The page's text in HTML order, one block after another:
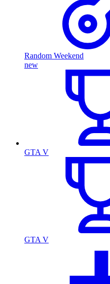
Random Weekend
new
GTA V
GTA V